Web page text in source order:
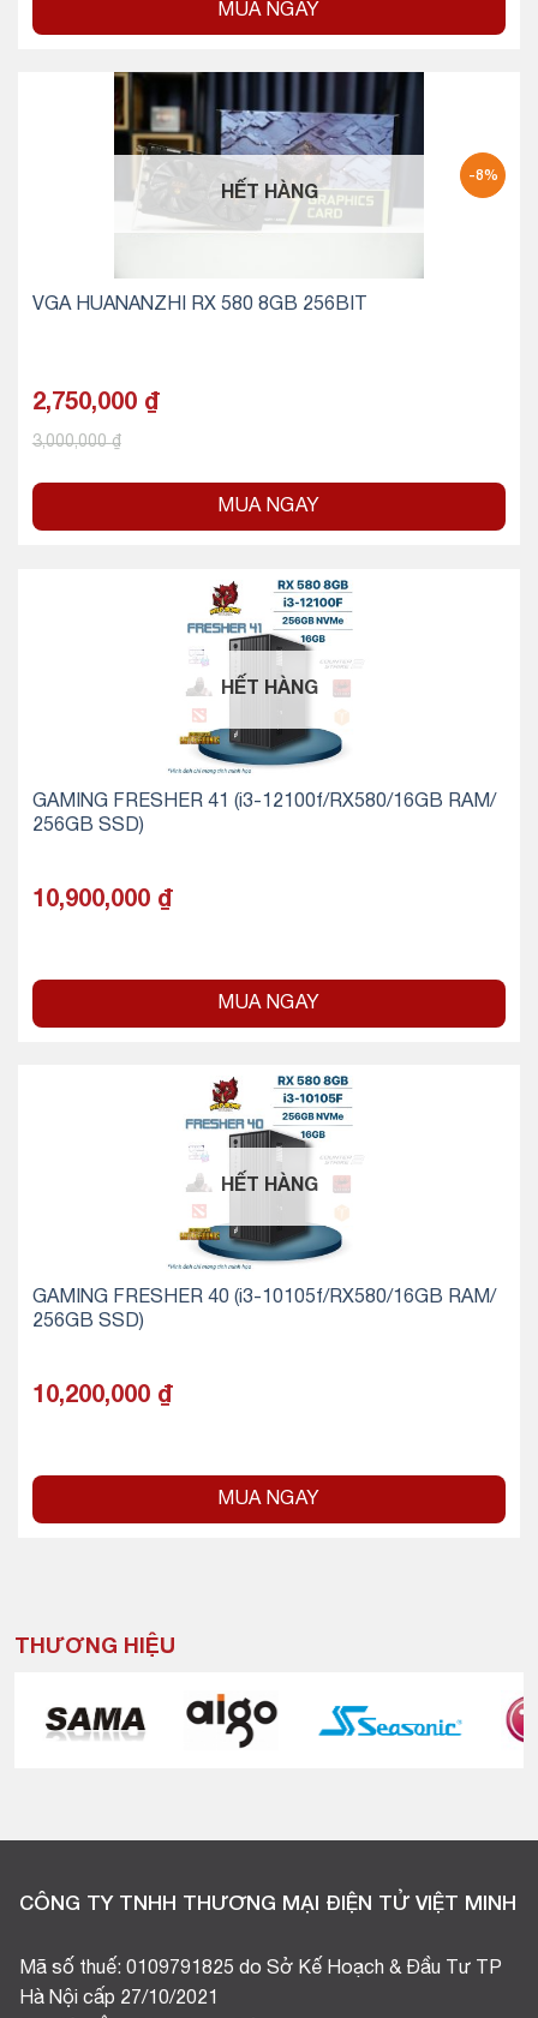
MUA NGAY
-8%
HẾT HÀNG
VGA HUANANZHI RX 580 8GB 256BIT
2,750,000 ₫
3,000,000₫
MUA NGAY
HẾT HÀNG
GAMING FRESHER 41 (i3-12100f/RX580/16GB RAM/
256GB SSD)
10,900,000 ₫
MUA NGAY
HẾT HÀNG
GAMING FRESHER 40 (i3-10105f/RX580/16GB RAM/
256GB SSD)
10,200,000 ₫
MUA NGAY
THƯƠNG HIỆU
CÔNG TY TNHH THƯƠNG MẠI ĐIỆN TỬ VIỆT MINH
Mã số thuế: 0109791825 do Sở Kế Hoạch & Đầu Tư TP
Hà Nội cấp 27/10/2021